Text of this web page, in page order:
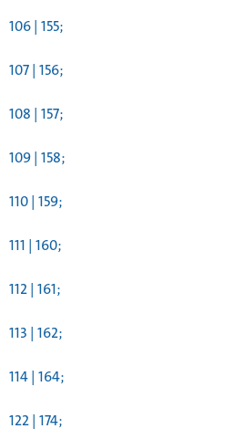
106 | 155;
107 | 156;
108 | 157;
109 | 158;
110 | 159;
111 | 160;
112 | 161;
113 | 162;
114 | 164;
122 | 174;